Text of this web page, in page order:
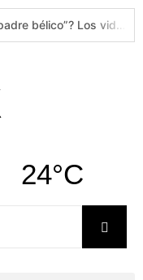
¿Qué decía el “padre bélico”? Los videos de César Gastélum vuelven a viralizarse tras su muerte
24°C